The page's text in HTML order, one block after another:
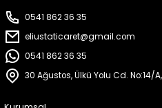
0541 862 36 35
eliustaticaret@gmail.com
0541 862 36 35
30 Ağustos, Ülkü Yolu Cd.